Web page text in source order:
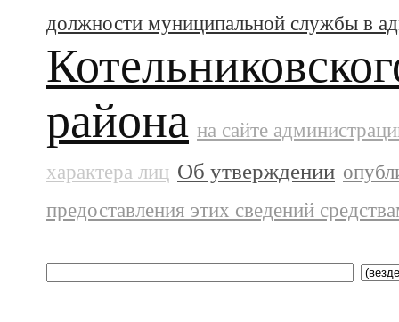
должности муниципальной службы в
района на сайте
характера лиц Об утверждении
предоставления этих сведений